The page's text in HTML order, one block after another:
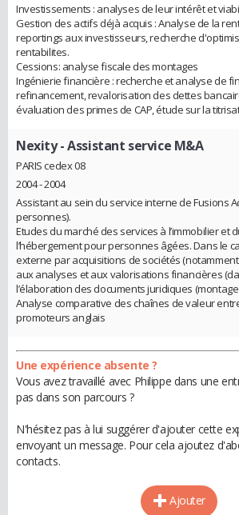
Investissements : analyses de leur intérêt et
Gestion des actifs déjà acquis : Analyse de la
reportings aux investisseurs, recherche
rentabilites.
Cessions: analyse fiscale des montages
Ingénierie financière : recherche et analyse de
refinancement, revalorisation des dettes
évaluation des primes de CAP, étude sur la
Nexity- Assistant service M&A
PARIS cedex 08
2004 - 2004
Assistant au sein du service interne de Fusions
personnes).
Etudes du marché des services à l’immobilier et
l’hébergement pour personnes âgées. Dans le
externe par acquisitions de sociétés
aux analyses et aux valorisations financières
l’élaboration des documents juridiques (montage
Analyse comparative des chaînes de valeur
promoteurs anglais
Une expérience absente ?
Vous avez travaillé avec Philippe dans une
pas dans son parcours ?
N'hésitez pas à lui suggérer d'ajouter cette
envoyant un message. Pour cela ajoutez
contacts.
Ajouter